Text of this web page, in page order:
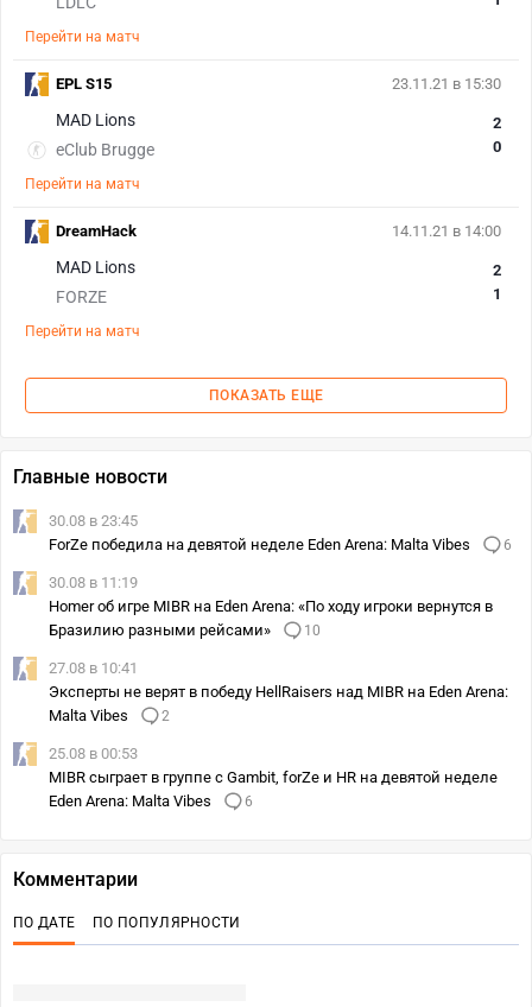
Перейти на матч
23.11.21 в 15:30
MAD Lions
eClub Brugge
2
0
Перейти на матч
EPL S15
14.11.21 в 14:00
MAD Lions
FORZE
2
1
Перейти на матч
DreamHack
ПОКАЗАТЬ ЕЩЕ
Главные новости
30.08 в 23:45
ForZe победила на девятой неделе Eden Arena: Malta Vibes
6
30.08 в 11:19
Homer об игре MIBR на Eden Arena: «По ходу игроки вернутся в
Бразилию разными рейсами»
10
27.08 в 10:41
Эксперты не верят в победу HellRaisers над MIBR на Eden Arena:
Malta Vibes
2
25.08 в 00:53
MIBR сыграет в группе с Gambit, forZe и HR на девятой неделе
Eden Arena: Malta Vibes
6
Комментарии
ПО ДАТЕ ПО ПОПУЛЯРНОСТИ